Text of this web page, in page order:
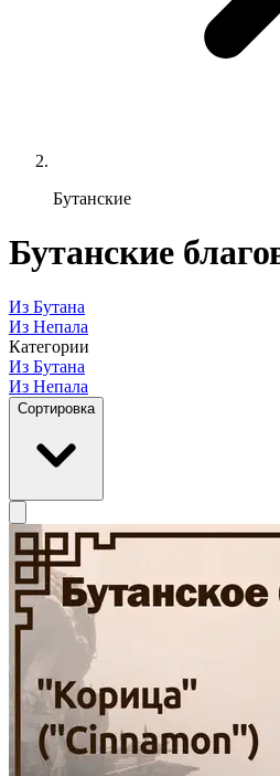
Бутанские
Бутанские
Из Бутана
Из Непала
Категории
Из Бутана
Из Непала
Сортировка